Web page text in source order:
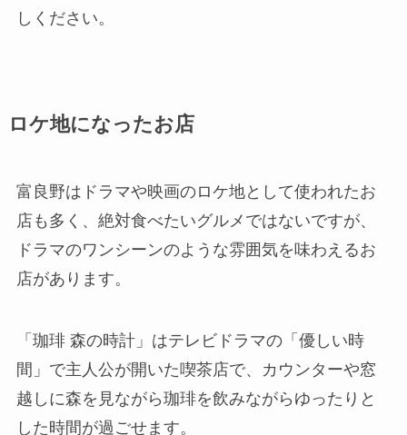
しください。
ロケ地になったお店
富良野はドラマや映画のロケ地として使われたお
店も多く、絶対食べたいグルメではないですが、
ドラマのワンシーンのような雰囲気を味わえるお
店があります。
「珈琲 森の時計」はテレビドラマの「優しい時
間」で主人公が開いた喫茶店で、カウンターや窓
越しに森を見ながら珈琲を飲みながらゆったりと
した時間が過ごせます。